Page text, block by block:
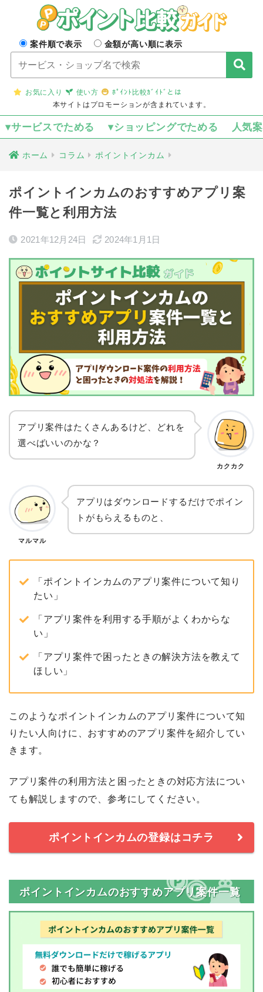
案件順で表示 金額が高い順に表示
お気に入り 使い方
ﾎﾟｲﾝﾄ比較ｶﾞｲﾄﾞとは
本サイトはプロモーションが含まれています。
▾サービスでためる ▾ショッピングでためる 人気
ホーム コラム ポイントインカム
ポイントインカムのおすすめアプリ案
件一覧と利用方法
2021年12月24日 2024年1月1日
アプリ案件はたくさんあるけど、どれを
選べばいいのかな？
カクカク
マルマル
アプリはダウンロードするだけでポイン
トがもらえるものと、
「ポイントインカムのアプリ案件について知り
たい」
「アプリ案件を利用する手順がよくわからな
い」
「アプリ案件で困ったときの解決方法を教えて
ほしい」
このようなポイントインカムのアプリ案件について知
りたい人向けに、おすすめのアプリ案件を紹介してい
きます。
アプリ案件の利用方法と困ったときの対応方法につい
ても解説しますので、参考にしてください。
ポイントインカムの登録はコチラ
ポイントインカムのおすすめアプリ案件一覧